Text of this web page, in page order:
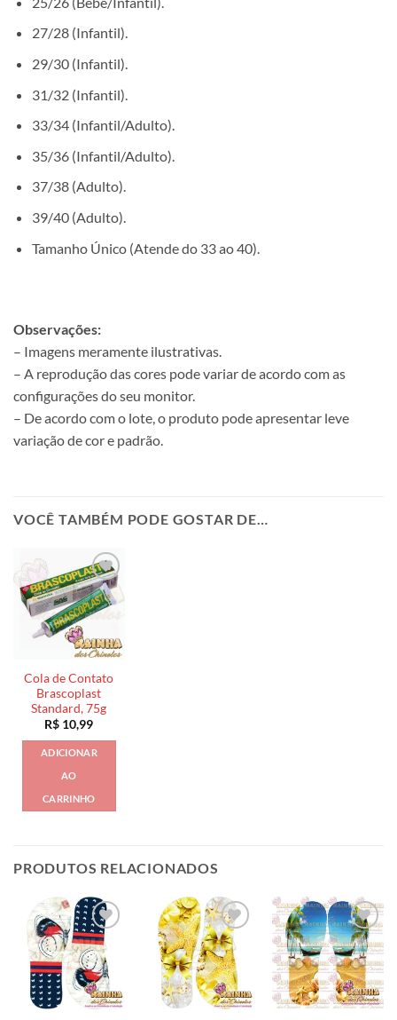
27/28 (Infantil).
29/30 (Infantil).
31/32 (Infantil).
33/34 (Infantil/Adulto).
35/36 (Infantil/Adulto).
37/38 (Adulto).
39/40 (Adulto).
Tamanho Único (Atende do 33 ao 40).
Observações:
– Imagens meramente ilustrativas.
– A reprodução das cores pode variar de acordo com as
configurações do seu monitor.
– De acordo com o lote, o produto pode apresentar leve
variação de cor e padrão.
VOCÊ TAMBÉM PODE GOSTAR DE…
Cola de Contato
Brascoplast
Standard, 75g
R$ 10,99
ADICIONAR
AO
CARRINHO
PRODUTOS RELACIONADOS